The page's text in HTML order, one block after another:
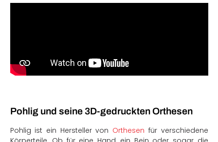
Pohlig und seine 3D-gedruckten Orthesen
Pohlig ist ein Hersteller von Orthesen für verschiedene